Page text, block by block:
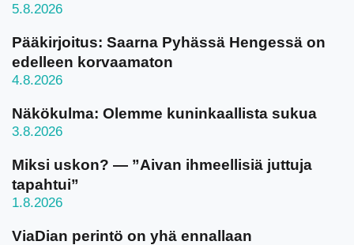
5.8.2026
Pääkirjoitus: Saarna Pyhässä Hengessä on
edelleen korvaamaton
4.8.2026
Näkökulma: Olemme kuninkaallista sukua
3.8.2026
Miksi uskon? — ”Aivan ihmeellisiä juttuja
tapahtui”
1.8.2026
ViaDian perintö on yhä ennallaan